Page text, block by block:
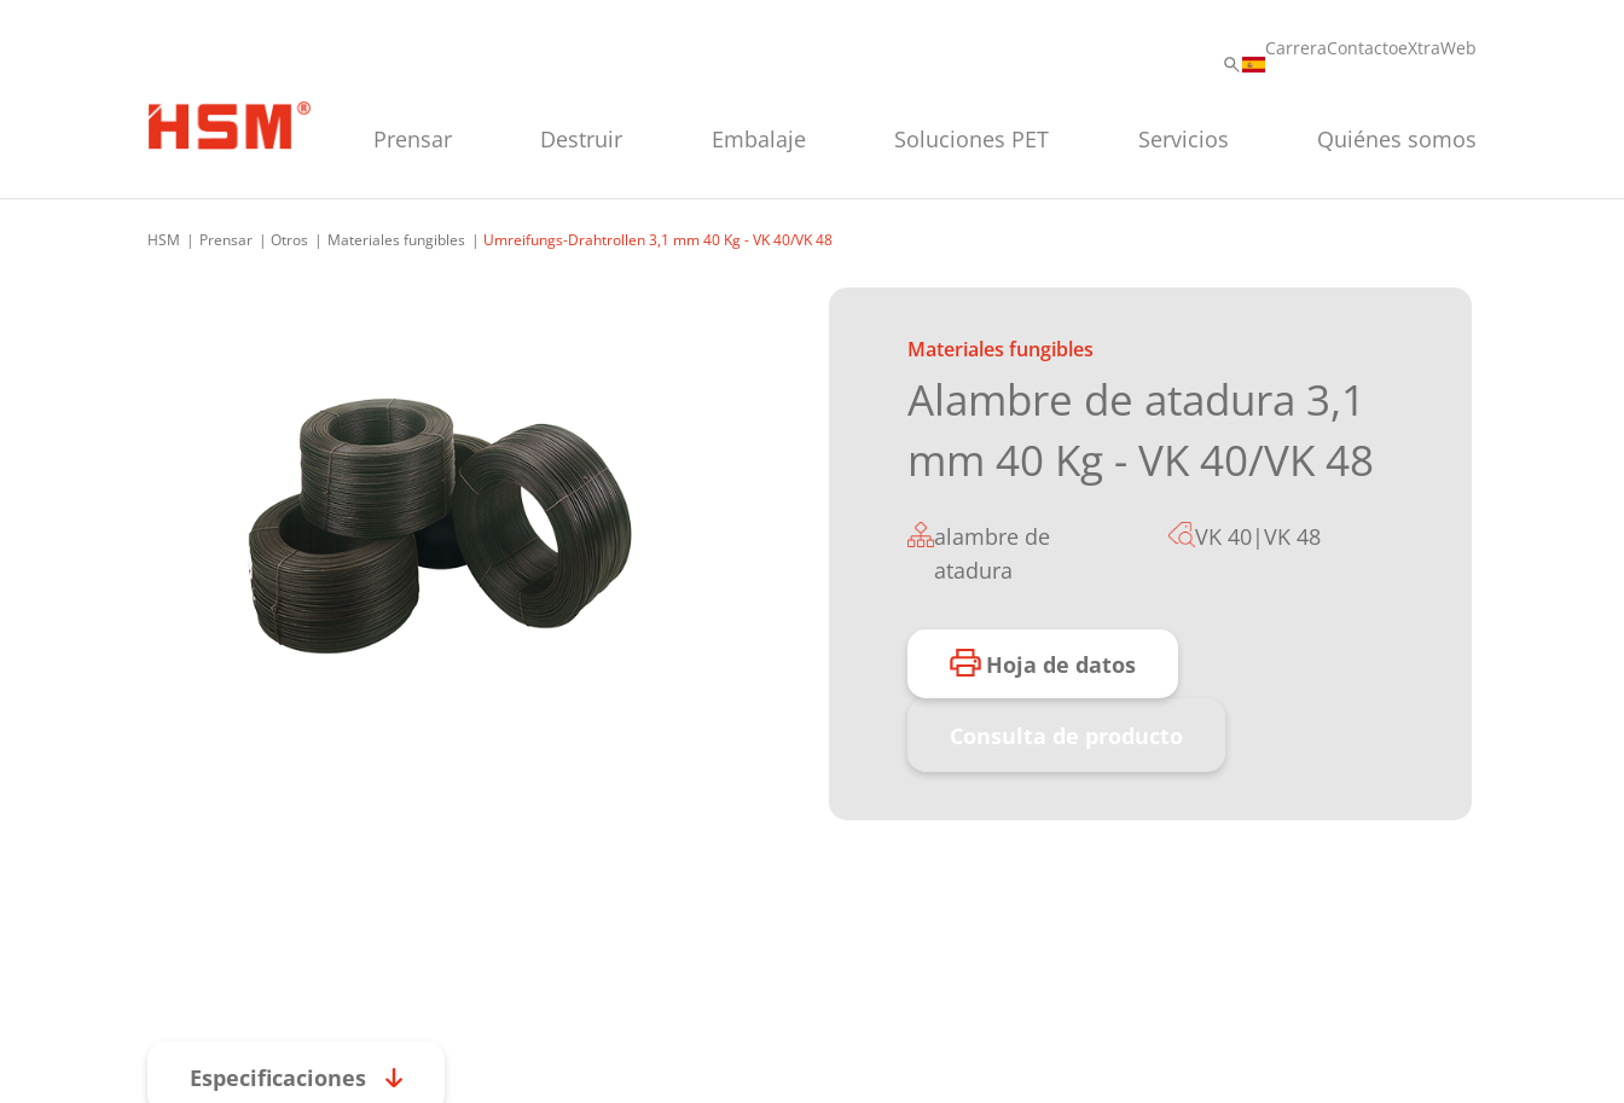
CarreraContactoeXtraWeb
Prensar Destruir Embalaje Soluciones PET Servicios Quiénes somos
HSM Prensar Otros Materiales fungibles Umreifungs-Drahtrollen 3,1 mm 40 Kg - VK 40/VK 48
Materiales fungibles
Alambre de atadura 3,1
mm 40 Kg - VK 40/VK 48
alambre de
atadura
VK 40|VK 48
Hoja de datos
Consulta de producto
Especificaciones